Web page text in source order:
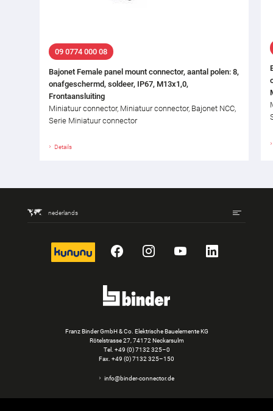
09 0774 000 08
Bajonet Female panel mount connector, aantal polen: 8,
onafgeschermd, soldeer, IP67, M13x1,0,
Frontaansluiting
Miniatuur connector, Miniatuur connector, Bajonet NCC,
Serie Miniatuur connector
Details
nederlands
kununu FacebookInstagram
YouTube
Franz Binder GmbH & Co. Elektrische Bauelemente KG
Rötelstrasse 27, 74172 Neckarsulm
Tel. +49 (0) 7132 325–0
Fax. +49 (0) 7132 325–150
info@binder-connector.de